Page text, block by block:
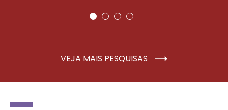
VEJA MAIS PESQUISAS